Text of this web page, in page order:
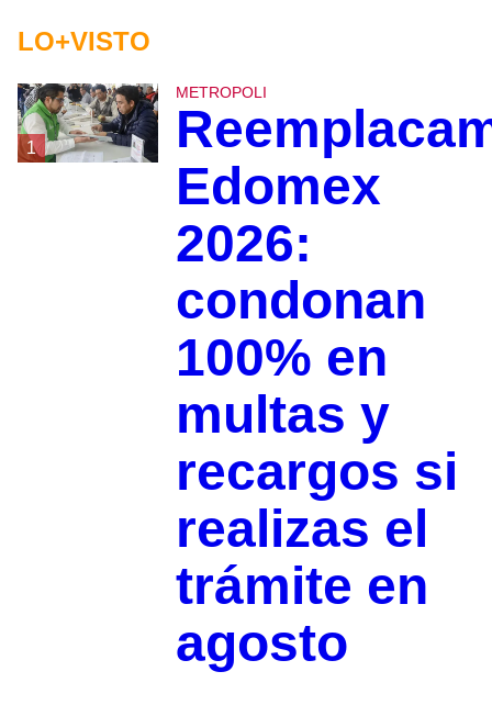
LO+VISTO
1
METROPOLI
Edomex
2026:
condonan
100% en
multas y
recargos si
realizas el
trámite en
agosto